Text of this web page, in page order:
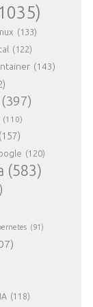
(133)
(122)
(143)
(397)
(110)
(157)
(120)
(583)
(91)
(118)